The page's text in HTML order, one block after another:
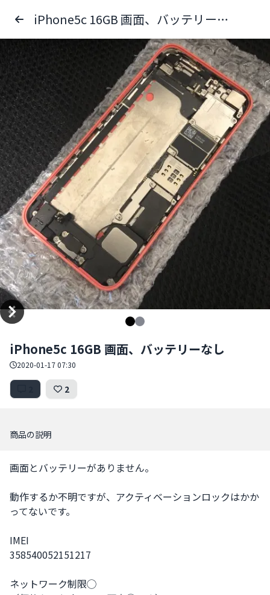
iPhone5c 16GB 画面、バッテリーなし
iPhone5c 16GB 画面、バッテリーなし
2020-01-17 07:30
2
商品の説明
画面とバッテリーがありません。
動作するか不明ですが、アクティベーションロックはかか
ってないです。
IMEI
358540052151217
ネットワーク制限◯